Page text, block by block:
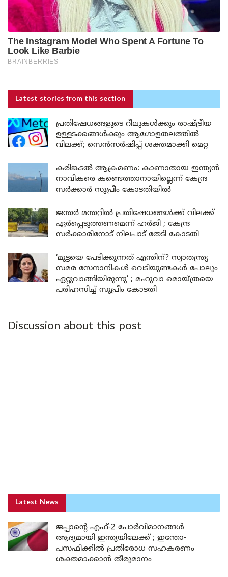
Latest stories from this section
പ്രതിഷേധങ്ങളുടെ റീലുകൾക്കും രാഷ്ട്രീയ
ഉള്ളടക്കങ്ങൾക്കും ആഗോളതലത്തിൽ
വിലക്ക്; സെൻസർഷിപ്പ് ശക്തമാക്കി മെറ്റ
കരിങ്കടൽ ആക്രമണം: കാണാതായ ഇന്ത്യൻ
നാവികരെ കണ്ടെത്താനായില്ലെന്ന് കേന്ദ്ര
സർക്കാർ സുപ്രീം കോടതിയിൽ
ജന്തർ മന്തറിൽ പ്രതിഷേധങ്ങൾക്ക് വിലക്ക്
ഏർപ്പെടുത്തണമെന്ന് ഹർജി ; കേന്ദ്ര
സർക്കാരിനോട് നിലപാട് തേടി കോടതി
‘മുട്ടയെ പേടിക്കുന്നത് എന്തിന്? സ്വാതന്ത്ര്യ
സമര സേനാനികൾ വെടിയുണ്ടകൾ പോലും
ഏറ്റുവാങ്ങിയിരുന്നു’ ; മഹുവാ മൊയ്ത്രയെ
പരിഹസിച്ച് സുപ്രീം കോടതി
Discussion about this post
Latest News
ജപ്പാന്റെ എഫ്-2 പോർവിമാനങ്ങൾ
ആദ്യമായി ഇന്ത്യയിലേക്ക് ; ഇന്തോ-
പസഫിക്കിൽ പ്രതിരോധ സഹകരണം
ശക്തമാക്കാൻ തീരുമാനം